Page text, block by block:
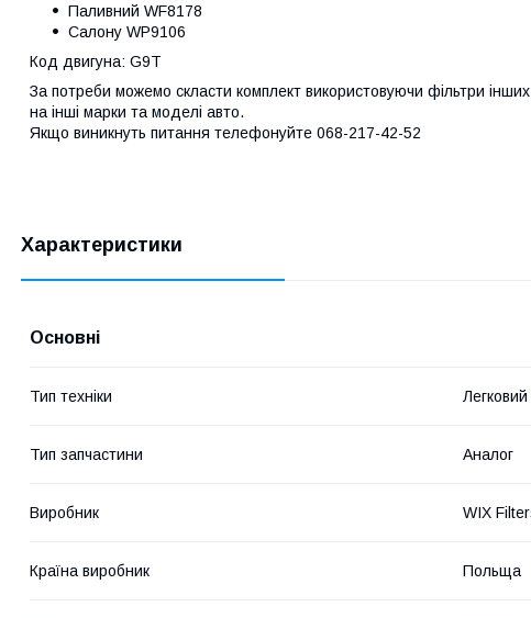
Паливний WF8178
Салону WP9106
Код двигуна: G9T
За потреби можемо скласти комплект використовуючи фільтри
на інші марки та моделі авто.
Якщо виникнуть питання телефонуйте 068-217-42-52
Характеристики
Основні
Тип техніки
Тип запчастини Аналог
Виробник WIX
Країна виробник Польща